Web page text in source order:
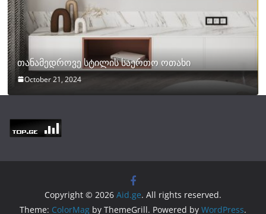
თანამედროვე სტილის საერთო ოთახი
October 21, 2024
Copyright © 2026 Aid.ge. All rights reserved.
Theme: ColorMag by ThemeGrill. Powered by WordPress.